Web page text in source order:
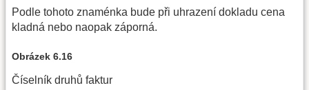
Podle tohoto znaménka bude při uhrazení dokladu cena
kladná nebo naopak záporná.
Obrázek 6.16
Číselník druhů faktur